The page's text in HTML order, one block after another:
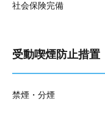
社会保険完備
受動喫煙防止措置
禁煙・分煙